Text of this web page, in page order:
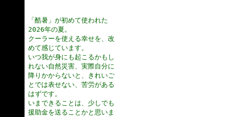
「酷暑」が初めて使われた
2026年の夏。
クーラーを使える幸せを、改
めて感じています。
いつ我が身にも起こるかもし
れない自然災害、実際自分に
降りかからないと、きれいご
とでは表せない、苦労がある
はずです。
いまできることは、少しでも
援助金を送ることかと思いま